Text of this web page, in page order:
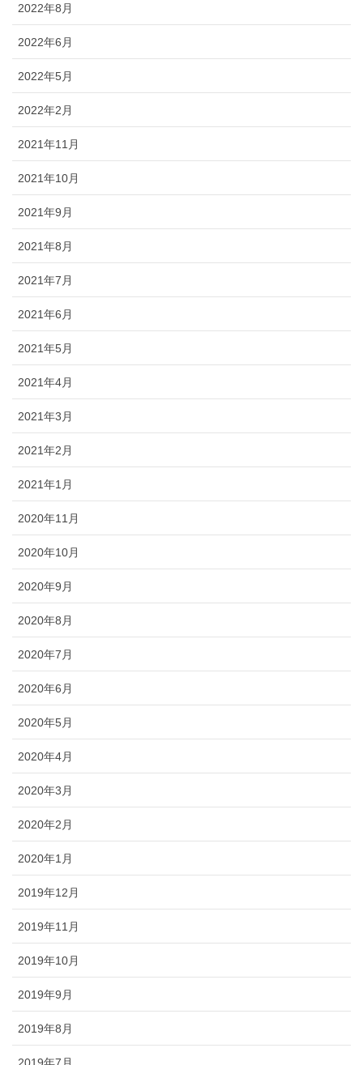
2022年8月
2022年6月
2022年5月
2022年2月
2021年11月
2021年10月
2021年9月
2021年8月
2021年7月
2021年6月
2021年5月
2021年4月
2021年3月
2021年2月
2021年1月
2020年11月
2020年10月
2020年9月
2020年8月
2020年7月
2020年6月
2020年5月
2020年4月
2020年3月
2020年2月
2020年1月
2019年12月
2019年11月
2019年10月
2019年9月
2019年8月
2019年7月